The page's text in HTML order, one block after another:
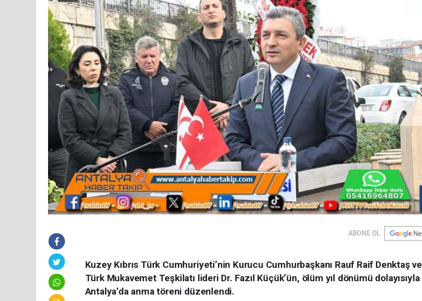
ABONE OL
Kuzey Kıbrıs Türk Cumhuriyeti’nin Kurucu Cumhurbaşkanı Rauf Raif Denktaş ve
Türk Mukavemet Teşkilatı lideri Dr. Fazıl Küçük’ün, ölüm yıl dönümü dolayısıyla
Antalya’da anma töreni düzenlendi.